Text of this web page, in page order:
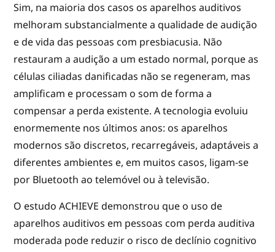
Sim, na maioria dos casos os aparelhos auditivos
melhoram substancialmente a qualidade de audição
e de vida das pessoas com presbiacusia. Não
restauram a audição a um estado normal, porque as
células ciliadas danificadas não se regeneram, mas
amplificam e processam o som de forma a
compensar a perda existente. A tecnologia evoluiu
enormemente nos últimos anos: os aparelhos
modernos são discretos, recarregáveis, adaptáveis a
diferentes ambientes e, em muitos casos, ligam-se
por Bluetooth ao telemóvel ou à televisão.
O estudo ACHIEVE demonstrou que o uso de
aparelhos auditivos em pessoas com perda auditiva
moderada pode reduzir o risco de declínio cognitivo